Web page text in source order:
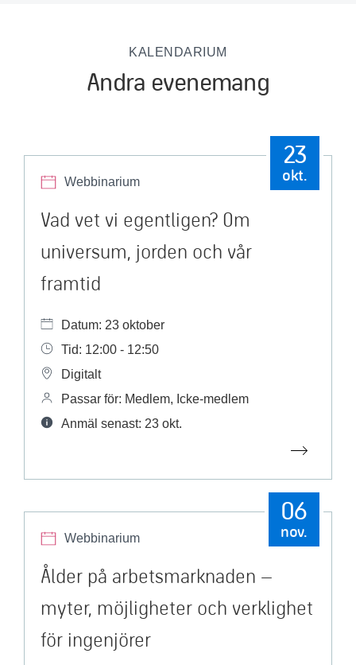
KALENDARIUM
Andra evenemang
Webbinarium
23
okt.
Vad vet vi egentligen? Om
universum, jorden och vår
framtid
Datum: 23 oktober
Tid: 12:00 - 12:50
Digitalt
Passar för: Medlem, Icke-medlem
Anmäl senast: 23 okt.
Webbinarium
06
nov.
Ålder på arbetsmarknaden –
myter, möjligheter och verklighet
för ingenjörer